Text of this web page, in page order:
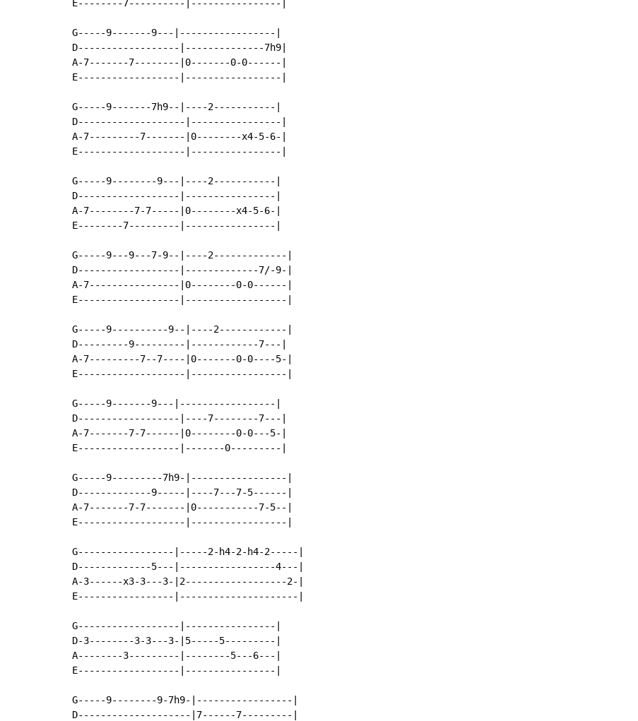
E--------7----------|----------------|
G-----9-------9---|-----------------|
D------------------|--------------7h9|
A-7-------7--------|0-------0-0------|
E------------------|-----------------|
G-----9-------7h9--|----2-----------|
D-------------------|----------------|
A-7---------7-------|0--------x4-5-6-|
E-------------------|----------------|
G-----9--------9---|----2-----------|
D------------------|----------------|
A-7--------7-7-----|0--------x4-5-6-|
E--------7---------|----------------|
G-----9---9---7-9--|----2-------------|
D------------------|-------------7/-9-|
A-7----------------|0--------0-0------|
E------------------|------------------|
G-----9----------9--|----2------------|
D---------9---------|------------7---|
A-7---------7--7----|0-------0-0----5-|
E-------------------|-----------------|
G-----9-------9---|-----------------|
D------------------|----7--------7---|
A-7-------7-7------|0--------0-0---5-|
E------------------|-------0---------|
G-----9---------7h9-|-----------------|
D-------------9-----|----7---7-5------|
A-7-------7-7-------|0-----------7-5--|
E-------------------|-----------------|
G-----------------|-----2-h4-2-h4-2-----|
D-------------5---|-----------------4---|
A-3------x3-3---3-|2------------------2-|
E-----------------|---------------------|
G------------------|----------------|
D-3--------3-3---3-|5-----5---------|
A--------3---------|--------5---6---|
E------------------|----------------|
G-----9--------9-7h9-|-----------------|
D--------------------|7------7---------|